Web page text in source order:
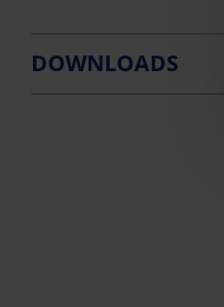
DOWNLOADS